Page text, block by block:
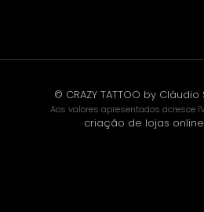
© CRAZY TATTOO by Cláudio
Aos valores apresentados acresce
criação de lojas online